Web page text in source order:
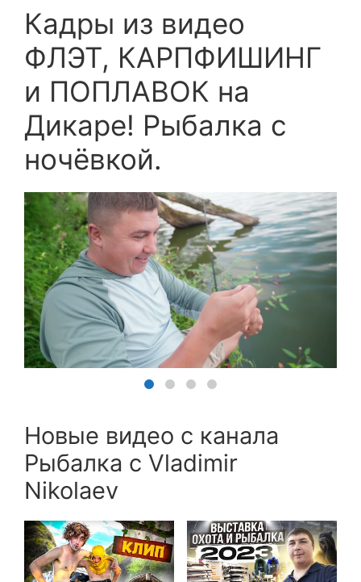
Кадры из видео
ФЛЭТ, КАРПФИШИНГ
и ПОПЛАВОК на
Дикаре! Рыбалка с
ночёвкой.
Новые видео с канала
Рыбалка с Vladimir
Nikolaev